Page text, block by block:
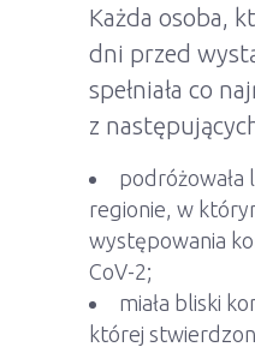
Każda osoba,
dni przed
spełniała co
z
podróżowała
regionie, w
występowania
CoV-2;
miała bliski
której